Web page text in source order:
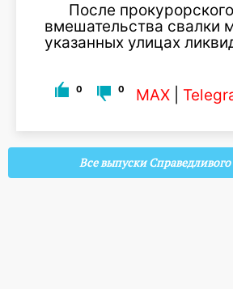
После прокурорского
вмешательства свалки
указанных улицах
0 0 MAX
Все выпуски